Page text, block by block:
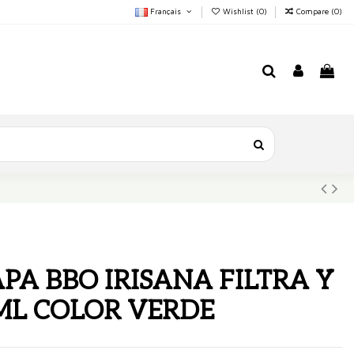
Français Wishlist (0) Compare (0)
BBO IRISANA FILTRA Y
COLOR VERDE